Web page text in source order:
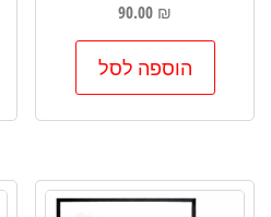
90.00 ₪
הוספה לסל